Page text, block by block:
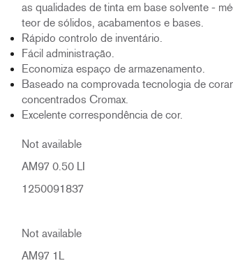
as qualidades de tinta em base solvente -
teor de sólidos, acabamentos e bases.
Rápido controlo de inventário.
Fácil administração.
Economiza espaço de armazenamento.
Baseado na comprovada tecnologia de
concentrados Cromax.
Excelente correspondência de cor.
Not available
AM97 0.50 LI
1250091837
Not available
AM97 1L